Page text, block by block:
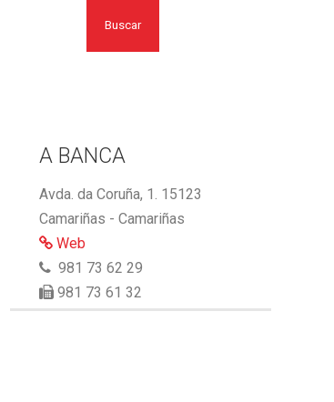
Buscar
A BANCA
Avda. da Coruña, 1. 15123
Camariñas - Camariñas
Web
981 73 62 29
981 73 61 32